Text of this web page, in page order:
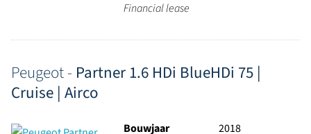
Financial lease
Peugeot - Partner 1.6 HDi BlueHDi 75 |
Cruise | Airco
Bouwjaar 2018